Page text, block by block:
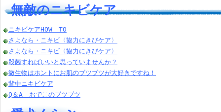
無敵のニキビケア
ニキビケアHOW TO
さよなら・ニキビ〈協力にきびケア〉
さよなら・ニキビ〈協力にきびケア〉
殺菌すればいいと思っていませんか？
微生物はホントにお肌のブツブツが大好きですね！
背中ニキビケア
Q＆A おでこのブツブツ